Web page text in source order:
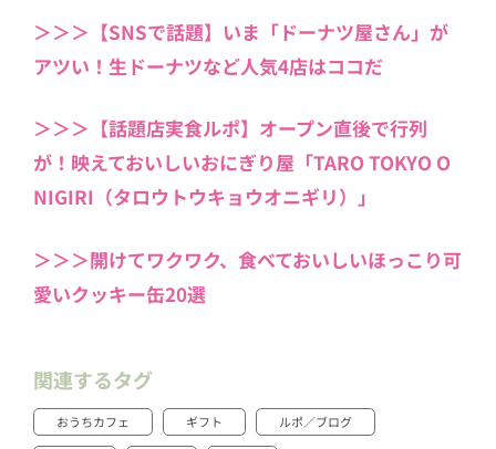
＞＞＞【SNSで話題】いま「ドーナツ屋さん」が
アツい！生ドーナツなど人気4店はココだ
＞＞＞【話題店実食ルポ】オープン直後で行列
が！映えておいしいおにぎり屋「TARO TOKYO O
NIGIRI（タロウトウキョウオニギリ）」
＞＞＞開けてワクワク、食べておいしいほっこり可
愛いクッキー缶20選
関連するタグ
おうちカフェ ギフト ルポ／ブログ